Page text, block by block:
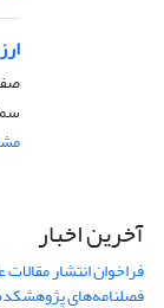
آخرین اخبار
فراخوان انتشار
فصلنامه‌های